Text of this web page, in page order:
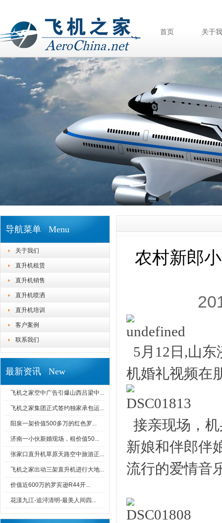
首页 关于
导航菜单 Menu
关于我们
直升机租赁
直升机销售
直升机喷洒
直升机培训
客户案例
联系我们
最新资讯 New
飞机之家空中广告引爆山西吕梁中...
飞机之家集团正式签约独家承包运...
阳泉一架价值500多万的红色罗...
济南一小伙新婚现场，租价值50...
张家口直升机草原天路空中旅游正...
飞机之家出动三架直升机进行大地...
价值近600万的罗宾逊R44开...
花漾九江-追浔清明-最美人间四...
农村新郎
5月12日,山
机婚礼视频在
接亲现场，
新娘和伴郎伴
流行的爱情音